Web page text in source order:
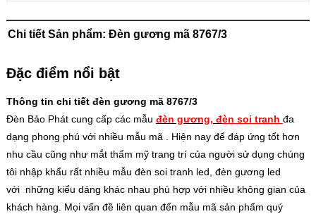
Chi tiết Sản phẩm: Đèn gương mã 8767/3
Đặc điểm nổi bật
Thông tin chi tiết đèn gương mã 8767/3
Đèn Bảo Phát cung cấp các mẫu đèn gương, đèn soi tranh đa
dạng phong phú với nhiều mẫu mã
. Hiện nay để đáp ứng tốt hơn
nhu cầu cũng như mắt thẩm mỹ trang trí của người sử dụng chúng
tôi nhập khẩu rất nhiều mẫu đèn soi tranh led, đèn gương led
với những kiểu dáng khác nhau phù hợp với nhiều không gian của
khách hàng. Mọi vấn đề liên quan đến mẫu mã sản phẩm quý